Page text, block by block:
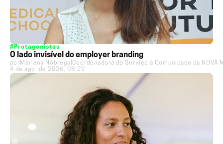
#Protagonistas
O lado invisível do employer branding
por Mariana Nóbrega Coordenadora do Serviço à Comunidade da NOVA
4 de ago. de 2026, 08:29